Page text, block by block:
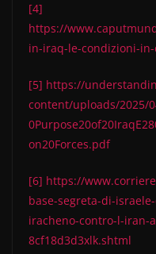
[4]
https://
in-iraq-le-condizioni-
[5] https://
content/uploads/2025/
on20Forces.pdf
[6] https://
base-segreta-di-
iracheno-contro-l-iran-
8cf18d3d3xlk.shtml